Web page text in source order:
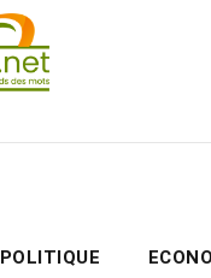
POLITIQUE